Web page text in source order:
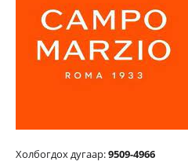
Холбогдох дугаар:9509-4966